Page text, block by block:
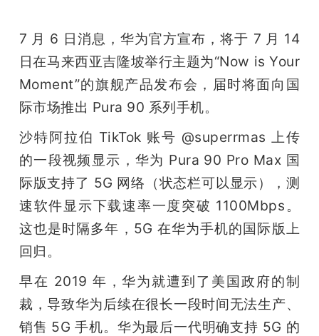
7 月 6 日消息，华为官方宣布，将于 7 月 14
日在马来西亚吉隆坡举行主题为“Now is Your
Moment”的旗舰产品发布会，届时将面向国
际市场推出 Pura 90 系列手机。
沙特阿拉伯 TikTok 账号 @superrmas 上传
的一段视频显示，华为 Pura 90 Pro Max 国
际版支持了 5G 网络（状态栏可以显示），测
速软件显示下载速率一度突破 1100Mbps。
这也是时隔多年，5G 在华为手机的国际版上
回归。
早在 2019 年，华为就遭到了美国政府的制
裁，导致华为后续在很长一段时间无法生产、
销售 5G 手机。华为最后一代明确支持 5G 的